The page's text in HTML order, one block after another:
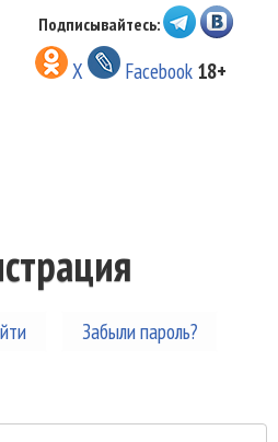
к основному
Подписывайтесь:
X Facebook 18+
Забыли пароль?